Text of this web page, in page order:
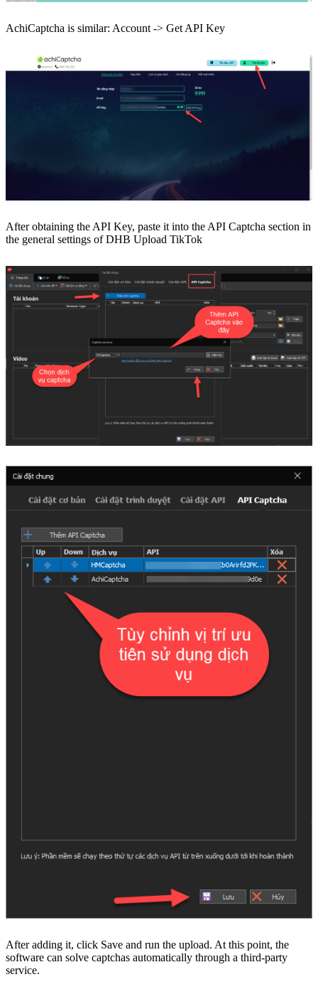
AchiCaptcha is similar: Account -> Get API Key
After obtaining the API Key, paste it into the API Captcha section in
the general settings of DHB Upload TikTok
After adding it, click Save and run the upload. At this point, the
software can solve captchas automatically through a third-party
service.